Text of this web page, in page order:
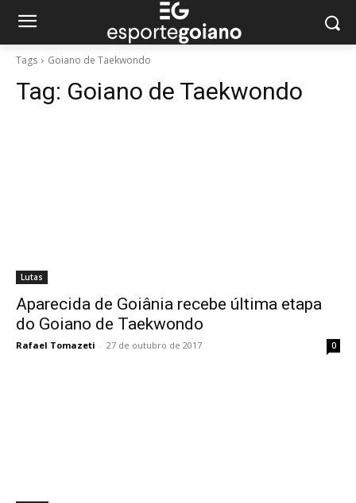
Tags Goiano de Taekwondo
Tag: Goiano de Taekwondo
Lutas
Aparecida de Goiânia recebe última etapa
do Goiano de Taekwondo
Rafael Tomazeti - 27 de outubro de 2017 0